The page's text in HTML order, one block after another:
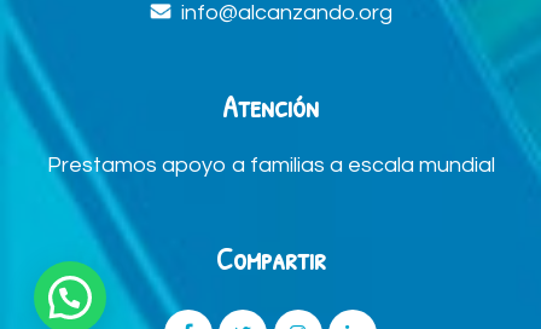
info@alcanzando.org
Atención
Prestamos apoyo a familias a escala mundial
Compartir